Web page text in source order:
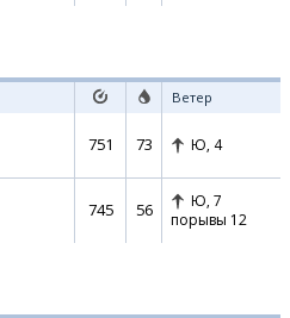
Ветер
751 73 Ю, 4
745 56 Ю, 7
порывы 12